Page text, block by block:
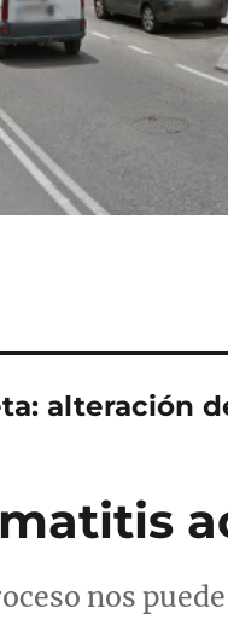
alteración
nos